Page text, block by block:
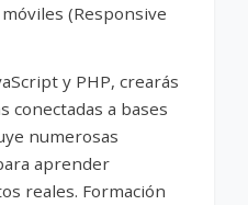
(Responsive
y PHP, crearás
conectadas a bases
numerosas
aprender
reales. Formación